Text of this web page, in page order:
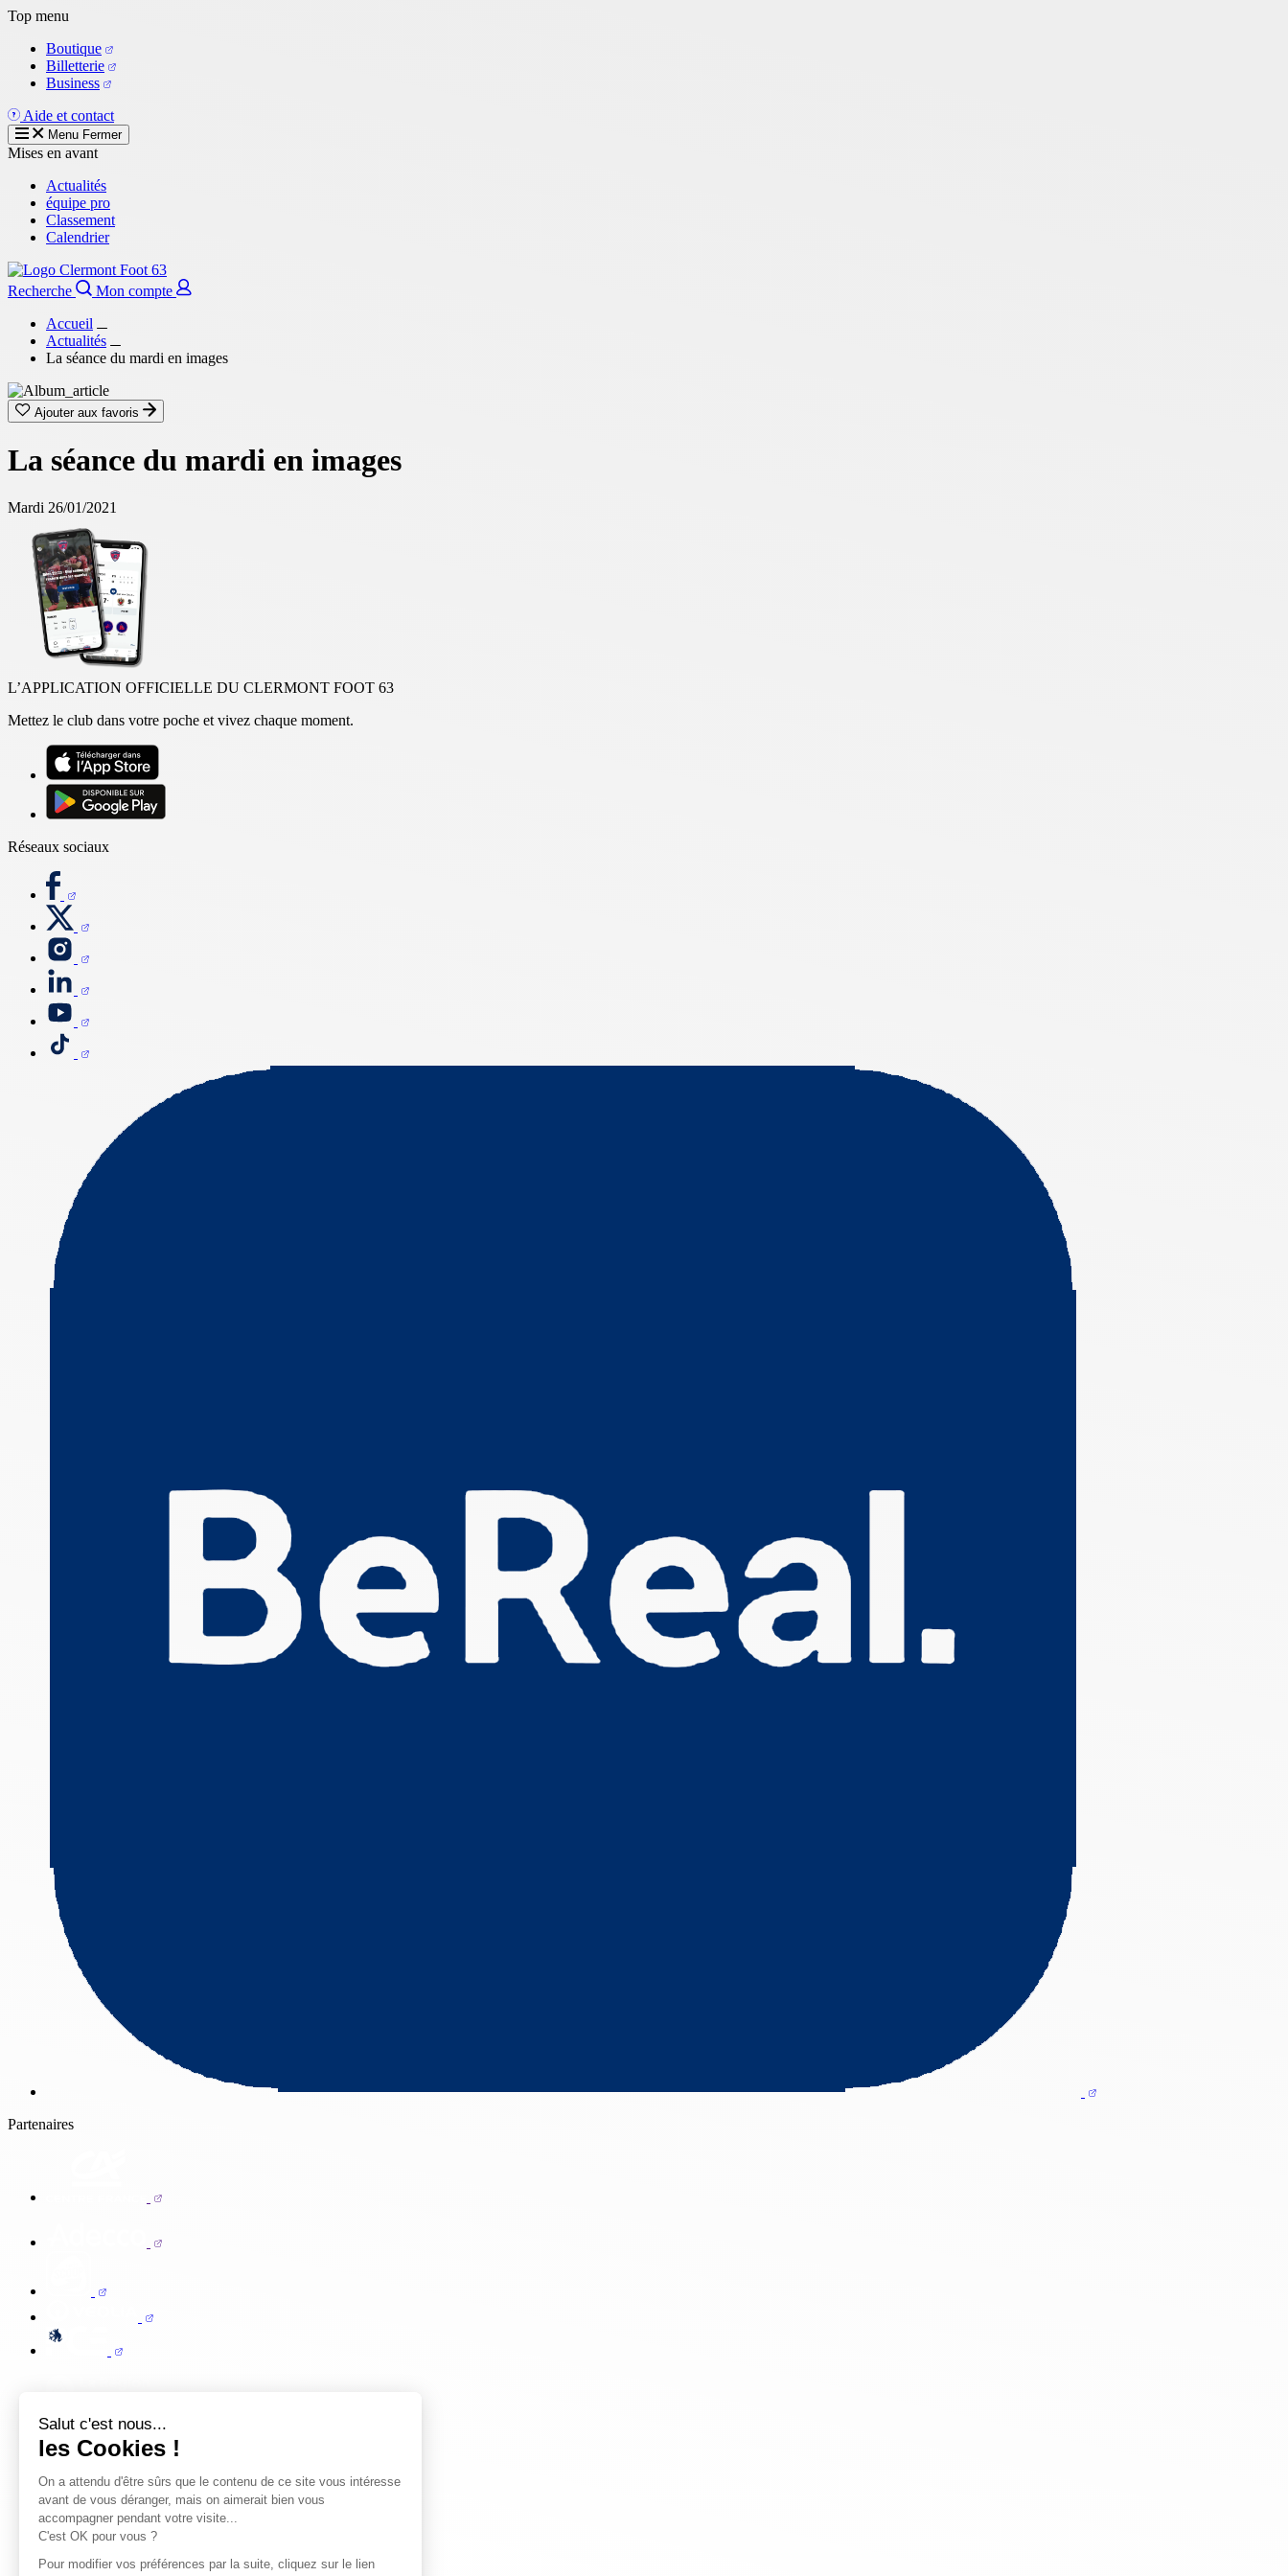
Salut c'est nous...
les Cookies !
On a attendu d'être sûrs que le contenu de ce site vous intéresse
avant de vous déranger, mais on aimerait bien vous
accompagner pendant votre visite...
C'est OK pour vous ?
Pour modifier vos préférences par la suite, cliquez sur le lien
Aller
contenu
principal
Top menu
Boutique
Billetterie
Business
Aide et contact
Menu Fermer
Mises en avant
Actualités
équipe pro
Classement
Calendrier
Recherche
Mon compte
Accueil
Actualités
La séance du mardi en images
Ajouter aux favoris
La séance du mardi en images
Mardi 26/01/2021
L’APPLICATION OFFICIELLE DU CLERMONT FOOT 63
Mettez le club dans votre poche et vivez chaque moment.
Réseaux sociaux
Partenaires